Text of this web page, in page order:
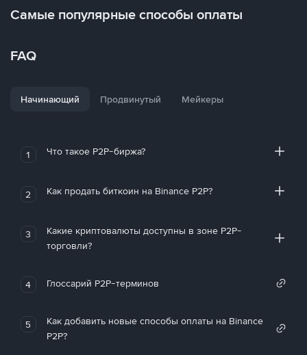
Самые популярные способы оплаты
FAQ
Начинающий Продвинутый Мейкеры
1 Что такое P2P-биржа?
2 Как продать биткоин на Binance P2P?
3
Какие криптовалюты доступны в зоне P2P-
торговли?
4 Глоссарий P2P-терминов
5
Как добавить новые способы оплаты на Binance
P2P?